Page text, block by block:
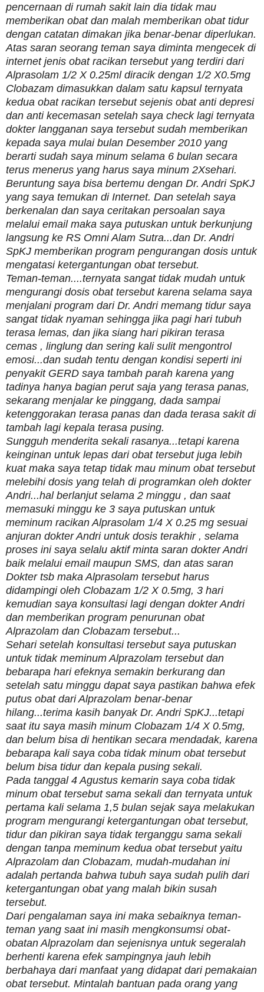
pencernaan di rumah sakit lain dia tidak mau
memberikan obat dan malah memberikan obat tidur
dengan catatan dimakan jika benar-benar diperlukan.
Atas saran seorang teman saya diminta mengecek di
internet jenis obat racikan tersebut yang terdiri dari
Alprasolam 1/2 X 0.25ml diracik dengan 1/2 X0.5mg
Clobazam dimasukkan dalam satu kapsul ternyata
kedua obat racikan tersebut sejenis obat anti depresi
dan anti kecemasan setelah saya check lagi ternyata
dokter langganan saya tersebut sudah memberikan
kepada saya mulai bulan Desember 2010 yang
berarti sudah saya minum selama 6 bulan secara
terus menerus yang harus saya minum 2Xsehari.
Beruntung saya bisa bertemu dengan Dr. Andri SpKJ
yang saya temukan di Internet. Dan setelah saya
berkenalan dan saya ceritakan persoalan saya
melalui email maka saya putuskan untuk berkunjung
langsung ke RS Omni Alam Sutra...dan Dr. Andri
SpKJ memberikan program pengurangan dosis untuk
mengatasi ketergantungan obat tersebut.
Teman-teman....ternyata sangat tidak mudah untuk
mengurangi dosis obat tersebut karena selama saya
menjalani program dari Dr. Andri memang tidur saya
sangat tidak nyaman sehingga jika pagi hari tubuh
terasa lemas, dan jika siang hari pikiran terasa
cemas , linglung dan sering kali sulit mengontrol
emosi...dan sudah tentu dengan kondisi seperti ini
penyakit GERD saya tambah parah karena yang
tadinya hanya bagian perut saja yang terasa panas,
sekarang menjalar ke pinggang, dada sampai
ketenggorakan terasa panas dan dada terasa sakit di
tambah lagi kepala terasa pusing.
Sungguh menderita sekali rasanya...tetapi karena
keinginan untuk lepas dari obat tersebut juga lebih
kuat maka saya tetap tidak mau minum obat tersebut
melebihi dosis yang telah di programkan oleh dokter
Andri...hal berlanjut selama 2 minggu , dan saat
memasuki minggu ke 3 saya putuskan untuk
meminum racikan Alprasolam 1/4 X 0.25 mg sesuai
anjuran dokter Andri untuk dosis terakhir , selama
proses ini saya selalu aktif minta saran dokter Andri
baik melalui email maupun SMS, dan atas saran
Dokter tsb maka Alprasolam tersebut harus
didampingi oleh Clobazam 1/2 X 0.5mg, 3 hari
kemudian saya konsultasi lagi dengan dokter Andri
dan memberikan program penurunan obat
Alprazolam dan Clobazam tersebut...
Sehari setelah konsultasi tersebut saya putuskan
untuk tidak meminum Alprazolam tersebut dan
bebarapa hari efeknya semakin berkurang dan
setelah satu minggu dapat saya pastikan bahwa efek
putus obat dari Alprazolam benar-benar
hilang...terima kasih banyak Dr. Andri SpKJ...tetapi
saat itu saya masih minum Clobazam 1/4 X 0.5mg,
dan belum bisa di hentikan secara mendadak, karena
bebarapa kali saya coba tidak minum obat tersebut
belum bisa tidur dan kepala pusing sekali.
Pada tanggal 4 Agustus kemarin saya coba tidak
minum obat tersebut sama sekali dan ternyata untuk
pertama kali selama 1,5 bulan sejak saya melakukan
program mengurangi ketergantungan obat tersebut,
tidur dan pikiran saya tidak terganggu sama sekali
dengan tanpa meminum kedua obat tersebut yaitu
Alprazolam dan Clobazam, mudah-mudahan ini
adalah pertanda bahwa tubuh saya sudah pulih dari
ketergantungan obat yang malah bikin susah
tersebut.
Dari pengalaman saya ini maka sebaiknya teman-
teman yang saat ini masih mengkonsumsi obat-
obatan Alprazolam dan sejenisnya untuk segeralah
berhenti karena efek sampingnya jauh lebih
berbahaya dari manfaat yang didapat dari pemakaian
obat tersebut. Mintalah bantuan pada orang yang